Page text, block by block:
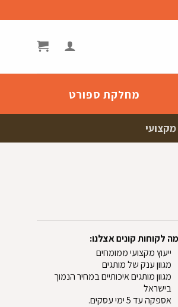
מחלקת ספורט
לקוחות קונים אצלנו:
ייעוץ מקצועי ממומחים
מגוון ענק של מותגים
מגוון מותגים איכותיים במחיר הנמוך
בישראל
אספקה עד 5 ימי עסקים.